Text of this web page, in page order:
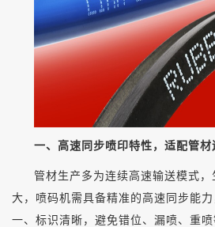
一、高速同步喷印特性，适配管材
管材生产多为连续高速输送模式
大，喷码机需具备精准的高速同步能
一、标识清晰，避免错位、漏喷、重